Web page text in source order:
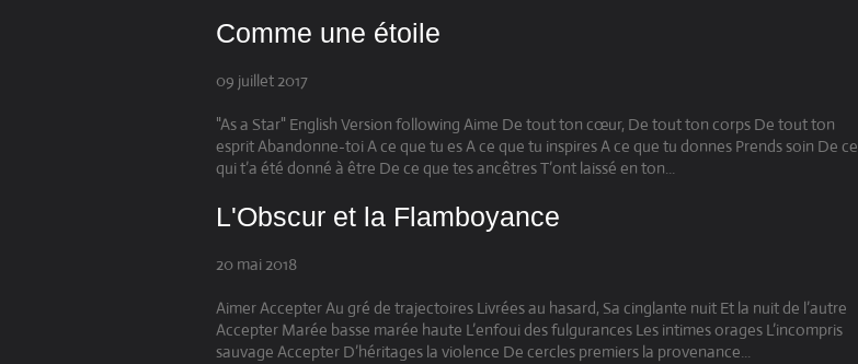
Comme une étoile
09 juillet 2017
"As a Star" English Version following Aime De tout ton cœur, De tout ton corps De tout ton
esprit Abandonne-toi A ce que tu es A ce que tu inspires A ce que tu donnes Prends soin De ce
qui t’a été donné à être De ce que tes ancêtres T’ont laissé en ton...
L'Obscur et la Flamboyance
20 mai 2018
Aimer Accepter Au gré de trajectoires Livrées au hasard, Sa cinglante nuit Et la nuit de l’autre
Accepter Marée basse marée haute L’enfoui des fulgurances Les intimes orages L’incompris
sauvage Accepter D’héritages la violence De cercles premiers la provenance...